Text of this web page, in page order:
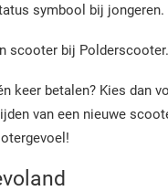
symbool bij jongeren.
scooter bij
keer betalen? Kies dan
van een nieuwe